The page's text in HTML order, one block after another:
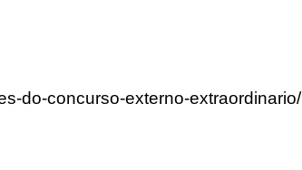
do-concurso-externo-extraordinario/